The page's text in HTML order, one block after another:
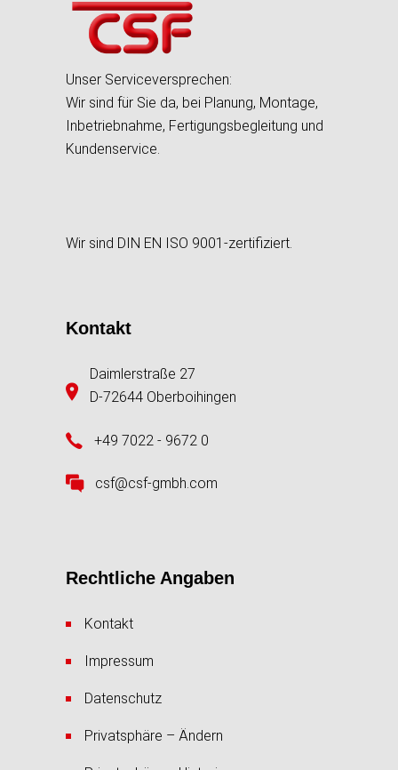
Unser Serviceversprechen:
Wir sind für Sie da, bei Planung, Montage,
Inbetriebnahme, Fertigungsbegleitung und
Kundenservice.
Wir sind DIN EN ISO 9001-zertifiziert.
Kontakt
Daimlerstraße 27
D-72644 Oberboihingen
+49 7022 - 9672 0
csf@csf-gmbh.com
Rechtliche Angaben
Kontakt
Impressum
Datenschutz
Privatsphäre – Ändern